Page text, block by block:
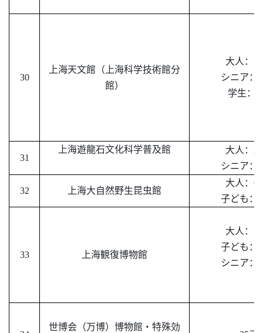
30
上海天文館（上海科学技術館分
館）
大人：
シニア：
学生：
31
上海遊龍石文化科学普及館 大人：
シニア：
32 上海大自然野生昆虫館
大人： 64
子ども：
33 上海観復博物館
大人：
子ども：
シニア：
世博会（万博）博物館・特殊効